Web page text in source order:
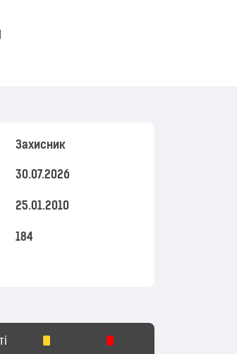
Захисник
30.07.2026
25.01.2010
184